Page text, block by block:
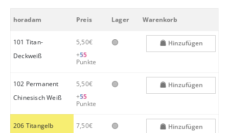
horadam Preis Lager Warenkorb
101 Titan-
Deckweiß
5,50€
+55
Punkte
🟢 Hinzufügen
102 Permanent
Chinesisch Weiß
5,50€
+55
Punkte
🟢 Hinzufügen
206 Titangelb
7,50€
🟢 Hinzufügen